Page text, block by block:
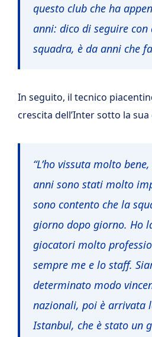
questo club che ha
anni: dico di seguire con
squadra, è da anni che
In seguito, il tecnico
crescita dell’Inter sotto la sua
“L’ho vissuta molto
anni sono stati molto
sono contento che la
giorno dopo giorno. Ho
giocatori molto
sempre me e lo staff.
determinato modo
nazionali, poi è arrivata
Istanbul, che è stato un